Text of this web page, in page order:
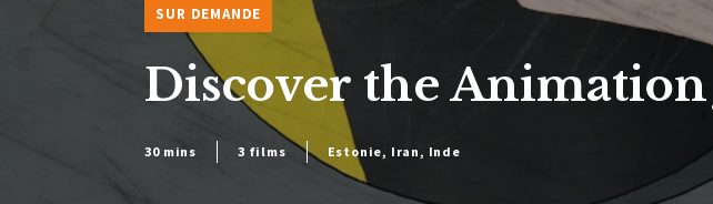
SUR DEMANDE
Discover the Animation
30 mins 3 films Estonie, Iran, Inde